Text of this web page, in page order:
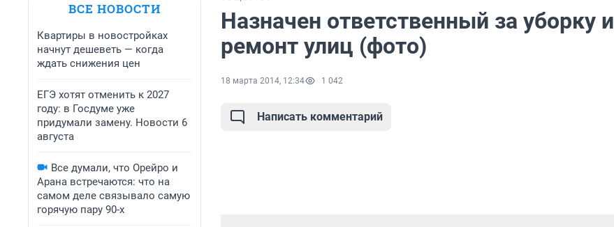
ВСЕ НОВОСТИ
Квартиры в новостройках
начнут дешеветь — когда
ждать снижения цен
ЕГЭ хотят отменить к 2027
году: в Госдуме уже
придумали замену. Новости 6
августа
Все думали, что Орейро и
Арана встречаются: что на
самом деле связывало самую
горячую пару 90-х
Назначен ответственный за уборку и
ремонт улиц (фото)
18 марта 2014, 12:34 1 042
Написать комментарий